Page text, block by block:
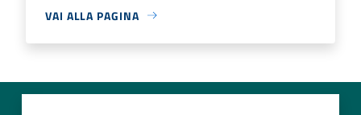
VAI ALLA PAGINA